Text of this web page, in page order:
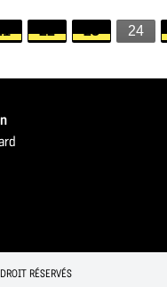
22 23 24
RÉSERVÉS